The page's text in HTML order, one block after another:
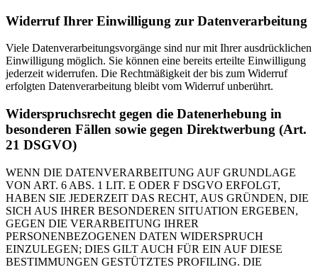
Widerruf Ihrer Einwilligung zur Datenverarbeitung
Viele Datenverarbeitungsvorgänge sind nur mit Ihrer ausdrücklichen
Einwilligung möglich. Sie können eine bereits erteilte Einwilligung
jederzeit widerrufen. Die Rechtmäßigkeit der bis zum Widerruf
erfolgten Datenverarbeitung bleibt vom Widerruf unberührt.
Widerspruchsrecht gegen die Datenerhebung in
besonderen Fällen sowie gegen Direktwerbung (Art.
21 DSGVO)
WENN DIE DATENVERARBEITUNG AUF GRUNDLAGE
VON ART. 6 ABS. 1 LIT. E ODER F DSGVO ERFOLGT,
HABEN SIE JEDERZEIT DAS RECHT, AUS GRÜNDEN, DIE
SICH AUS IHRER BESONDEREN SITUATION ERGEBEN,
GEGEN DIE VERARBEITUNG IHRER
PERSONENBEZOGENEN DATEN WIDERSPRUCH
EINZULEGEN; DIES GILT AUCH FÜR EIN AUF DIESE
BESTIMMUNGEN GESTÜTZTES PROFILING. DIE